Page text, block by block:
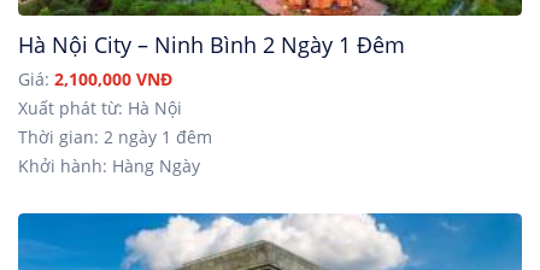
Hà Nội City – Ninh Bình 2 Ngày 1 Đêm
Giá: 2,100,000 VNĐ
Xuất phát từ: Hà Nội
Thời gian: 2 ngày 1 đêm
Khởi hành: Hàng Ngày